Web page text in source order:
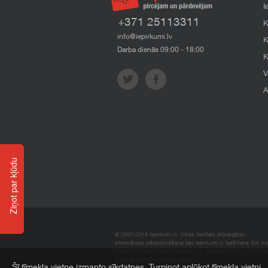
+371 25113311
info@iepirkumi.lv
Darba dienās 09:00 - 18:00
© 2007–2018 Iepirkumi.lv. Visas tiesības aizsargātas.
Informācijas pārpublicēšana bez iepirkumi.lv īpašnieka SIA
Ziņot par kļūdu